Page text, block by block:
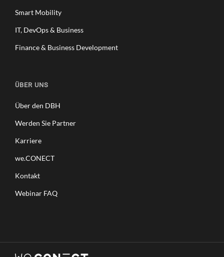
Smart Mobility
IT, DevOps & Business
Finance & Business Development
ÜBER UNS
Über den DBH
Werden Sie Partner
Karriere
we.CONECT
Kontakt
Webinar FAQ